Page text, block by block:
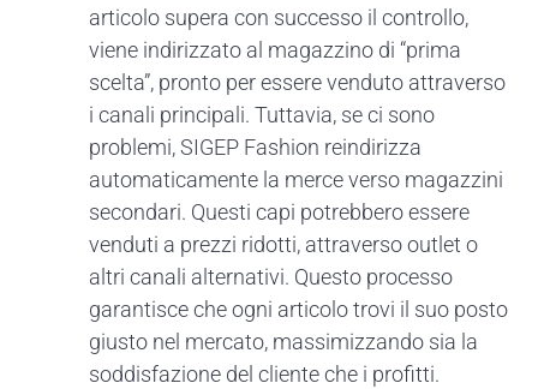
articolo supera con successo il controllo,
viene indirizzato al magazzino di “prima
scelta”, pronto per essere venduto attraverso
i canali principali. Tuttavia, se ci sono
problemi, SIGEP Fashion reindirizza
automaticamente la merce verso magazzini
secondari. Questi capi potrebbero essere
venduti a prezzi ridotti, attraverso outlet o
altri canali alternativi. Questo processo
garantisce che ogni articolo trovi il suo posto
giusto nel mercato, massimizzando sia la
soddisfazione del cliente che i profitti.